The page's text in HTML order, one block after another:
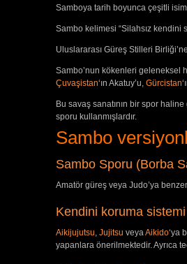
Samboya tarih boyunca çeşitli
Sambo kelimesi “Silahsız kendini
Uluslararası Güreş Stilleri
Sambo’nun kökenleri geleneksel
Çuvaşistan‘ın Akatuy’u,Gürcistan
Bu savaş sanatının bir spor
sporu kullanmışlardır.
Sambo
Sambo Sporu (Borba
Amatör güreş veya Judo’ya
Kendini koruma
Aikijujutsu,Jujitsu veyaAikido‘ya
yapanlara önerilmektedir. Ayrıca